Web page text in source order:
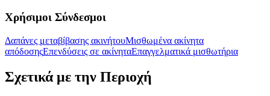
Χρήσιμοι Σύνδεσμοι
Δαπάνες μεταβίβασης ακινήτουΜισθωμένα ακίνητα
απόδοσηςΕπενδύσεις σε ακίνηταΕπαγγελματικά μισθωτήρια
Σχετικά με την Περιοχή